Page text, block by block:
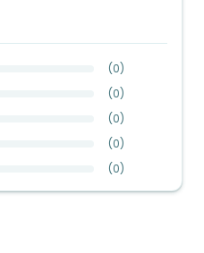
(0)
(0)
(0)
(0)
(0)